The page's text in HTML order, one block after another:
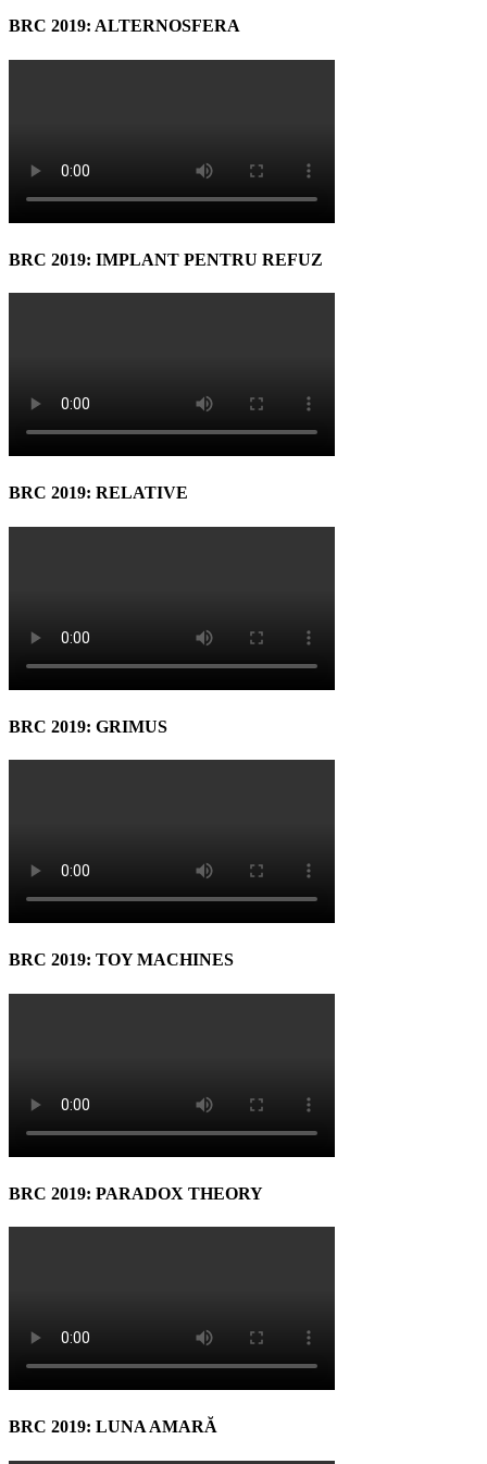
BRC 2019: ALTERNOSFERA
BRC 2019: IMPLANT PENTRU REFUZ
BRC 2019: RELATIVE
BRC 2019: GRIMUS
BRC 2019: TOY MACHINES
BRC 2019: PARADOX THEORY
BRC 2019: LUNA AMARĂ